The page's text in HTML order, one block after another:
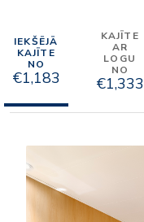
IEKŠĒJĀ
KAJĪTE
NO
€1,183
KAJĪTE
AR
LOGU
NO
€1,333